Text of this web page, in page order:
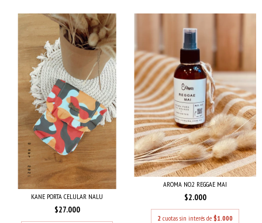
KANE PORTA CELULAR NALU
$27.000
AROMA NO.2 REGGAE MAI
$2.000
2 cuotas sin interés de $1.000